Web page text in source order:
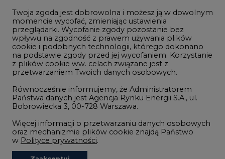
Atom
Fotowoltaika
Offshore wind
Zielone samorządy
Zielona gospodarka
Twoja zgoda jest dobrowolna i możesz ją w dowolnym
momencie wycofać, zmieniając ustawienia
przeglądarki. Wycofanie zgody pozostanie bez
wpływu na zgodność z prawem używania plików
cookie i podobnych technologii, którego dokonano
na podstawie zgody przed jej wycofaniem. Korzystanie
z plików cookie ww. celach związane jest z
przetwarzaniem Twoich danych osobowych.
Równocześnie informujemy, że Administratorem
Państwa danych jest Agencja Rynku Energii S.A., ul.
Bobrowiecka 3, 00-728 Warszawa.
Więcej informacji o przetwarzaniu danych osobowych
oraz mechanizmie plików cookie znajdą Państwo
w Polityce prywatności.